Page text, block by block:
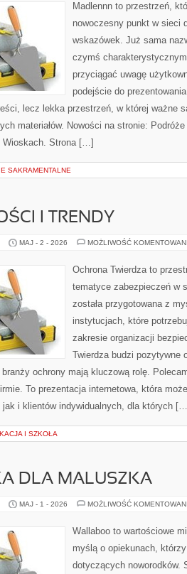
Madlennn to przestrzeń,
nowoczesny punkt w sieci
wskazówek. Już sama
czymś
przyciągać uwagę
podejście do
lecz lekka przestrzeń, w której ważne
materiałów. Nowości na stronie:
Wioskach. Strona […]
SAKRAMENTALNE
I TRENDY
MAJ - 2 - 2026 MOŻLIWOŚĆ
Ochrona Twierdza to
tematyce zabezpieczeń w
została przygotowana z
instytucjach, które
zakresie organizacji
Twierdza budzi pozytywne
ochrony mają kluczową rolę.
To prezentacja internetowa, która
jak i klientów indywidualnych, dla których
I SZKOŁA
DLA MALUSZKA
MAJ - 1 - 2026 MOŻLIWOŚĆ
Wallaboo to wartościowe
myślą o opiekunach,
dotyczących noworodków.